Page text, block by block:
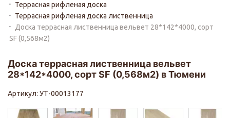
Террасная рифленая доска
Террасная рифленая доска лиственница
Доска террасная лиственница вельвет 28*142*4000, сорт
SF (0,568м2)
Доска террасная лиственница вельвет
28*142*4000, сорт SF (0,568м2) в Тюмени
Артикул: УТ-00013177